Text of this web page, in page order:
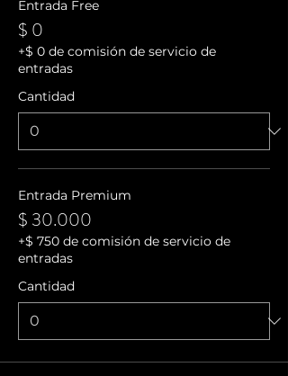
Entrada Free
$ 0
+$ 0 de comisión de servicio de
entradas
Cantidad
Entrada Premium
$ 30.000
+$ 750 de comisión de servicio de
entradas
Cantidad